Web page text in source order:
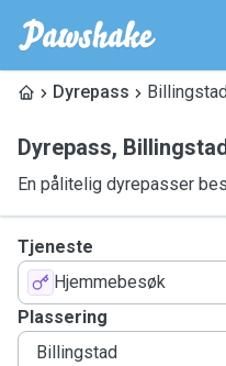
Dyrepass
Dyrepass,
En pålitelig dyrepasser
Tjeneste
Hjemmebesøk
Plassering